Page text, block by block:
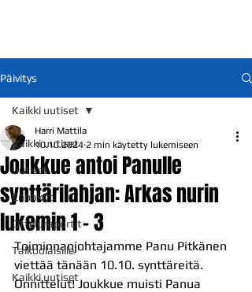
Päivitys
Kaikki uutiset
Uutiset
Ennakot
Otteluraportit
Talkoolaisille
Kaikki uutiset
Kaikki uutiset
Joukkue antoi Panulle
synttärilahjan: Arkas nurin
lukemin 1 - 3
Harri Mattila
10.10.2024 2 min käytetty lukemiseen
Toiminnanjohtajamme Panu Pitkänen
viettää tänään 10.10. synttäreitä.
Onnittelut! Joukkue muisti Panua